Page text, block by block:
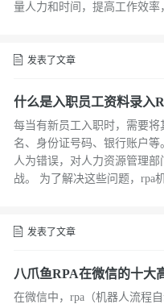
量人力和时间，提高工作效
发表了文章
什么是入职员工资料录入
每当有新员工入职时，需要
名、身份证号码、银行账户
人为错误，对人力资源管理
战。 为了解决这些问题，rpa
发表了文章
八爪鱼RPA在微信的十大
倍！
在微信中，rpa（机器人流程